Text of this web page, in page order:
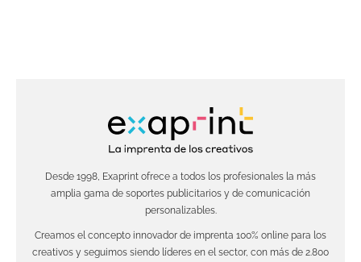
Desde 1998, Exaprint ofrece a todos los profesionales la más
amplia gama de soportes publicitarios y de comunicación
personalizables.
Creamos el concepto innovador de imprenta 100% online para los
creativos y seguimos siendo líderes en el sector, con más de 2.800